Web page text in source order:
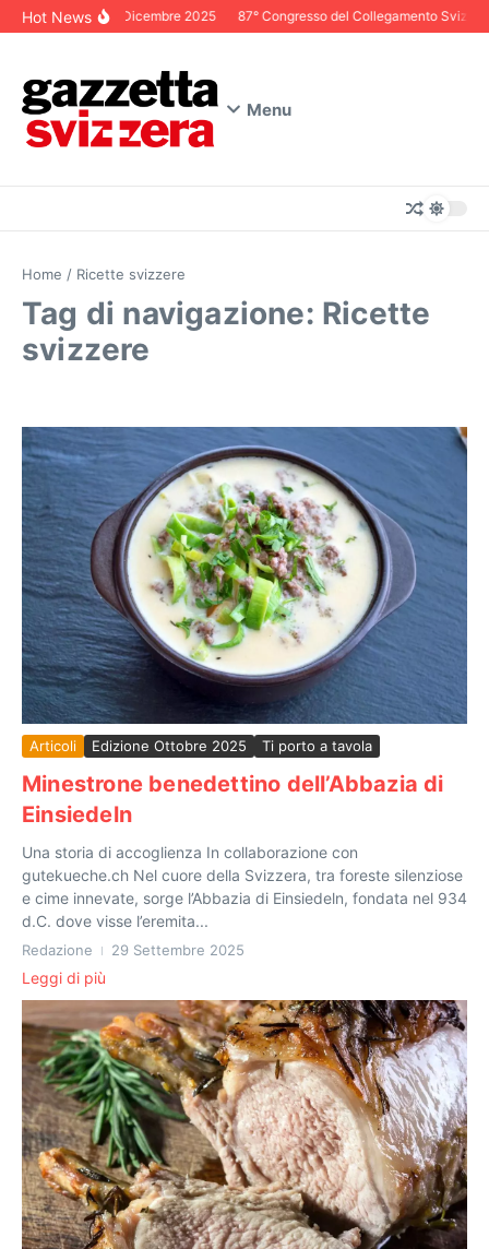
Salta al contenuto
Hot NewsEditoriale Dicembre 2025 87° Congresso del Collegamento
Menu
Home / Ricette svizzere
Tag di navigazione: Ricette
svizzere
Articoli Edizione Ottobre 2025 Ti porto a tavola
Minestrone benedettino dell’Abbazia di
Einsiedeln
Una storia di accoglienza In collaborazione con
gutekueche.ch Nel cuore della Svizzera, tra foreste silenziose
e cime innevate, sorge l’Abbazia di Einsiedeln, fondata nel 934
d.C. dove visse l’eremita...
Redazione 29 Settembre 2025
Leggi di più